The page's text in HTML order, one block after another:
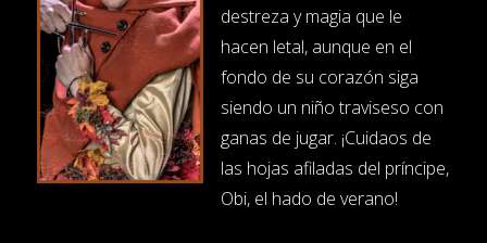
destreza y magia que le
hacen letal, aunque en el
fondo de su corazón siga
siendo un niño traviseso con
ganas de jugar. ¡Cuidaos de
las hojas afiladas del príncipe,
Obi, el hado de verano!